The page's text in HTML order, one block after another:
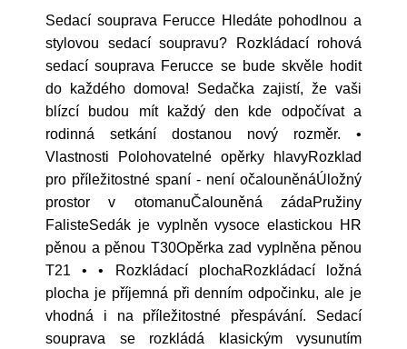
Sedací souprava Ferucce Hledáte pohodlnou a
stylovou sedací soupravu? Rozkládací rohová
sedací souprava Ferucce se bude skvěle hodit
do každého domova! Sedačka zajistí, že vaši
blízcí budou mít každý den kde odpočívat a
rodinná setkání dostanou nový rozměr. •
Vlastnosti Polohovatelné opěrky hlavyRozklad
pro příležitostné spaní - není očalouněnáÚložný
prostor v otomanuČalouněná zádaPružiny
FalisteSedák je vyplněn vysoce elastickou HR
pěnou a pěnou T30Opěrka zad vyplněna pěnou
T21 • • Rozkládací plochaRozkládací ložná
plocha je příjemná při denním odpočinku, ale je
vhodná i na příležitostné přespávání. Sedací
souprava se rozkládá klasickým vysunutím